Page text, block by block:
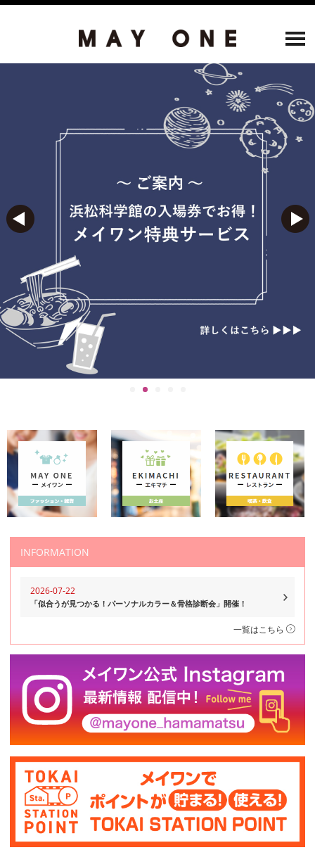
INFORMATION
2026-07-22
「似合うが見つかる！パーソナルカラー＆骨格診断会」開催！
一覧はこちら